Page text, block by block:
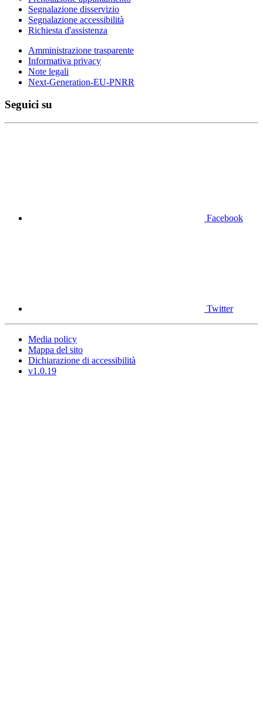
Segnalazione disservizio
Segnalazione accessibilità
Richiesta d'assistenza
Amministrazione trasparente
Informativa privacy
Note legali
Next-Generation-EU-PNRR
Seguici su
Facebook
Twitter
Media policy
Mappa del sito
Dichiarazione di accessibilità
v1.0.19